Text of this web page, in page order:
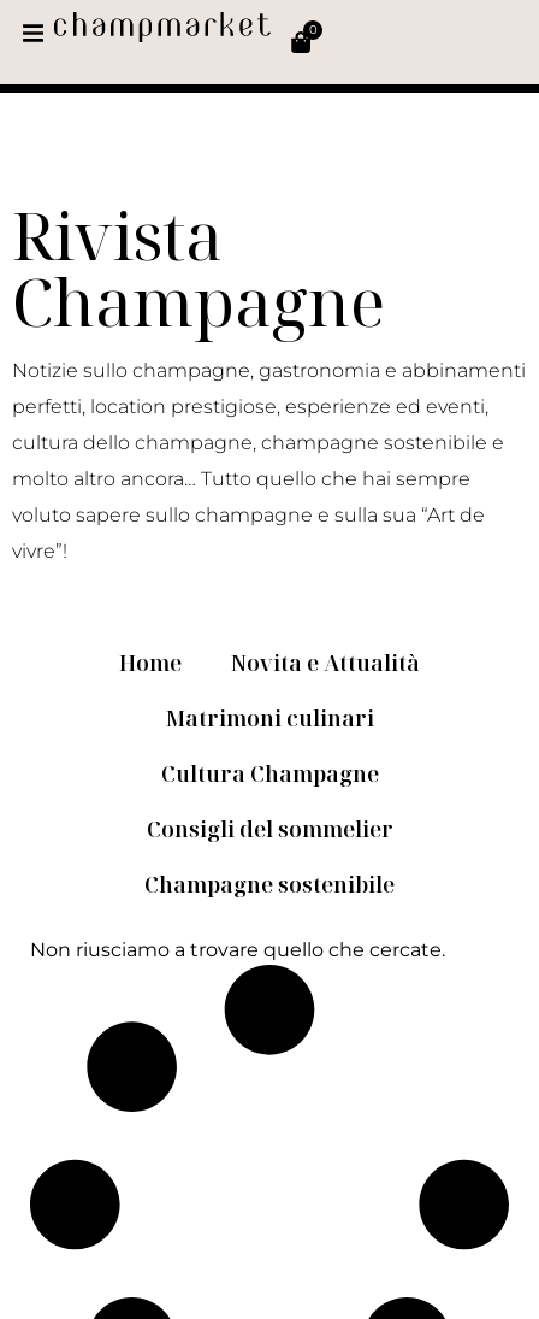
0
Rivista
Champagne
Notizie sullo champagne, gastronomia e abbinamenti
perfetti, location prestigiose, esperienze ed eventi,
cultura dello champagne, champagne sostenibile e
molto altro ancora… Tutto quello che hai sempre
voluto sapere sullo champagne e sulla sua “Art de
vivre”!
Home
Novita e Attualità
Matrimoni culinari
Cultura Champagne
Consigli del sommelier
Champagne sostenibile
Non riusciamo a trovare quello che cercate.